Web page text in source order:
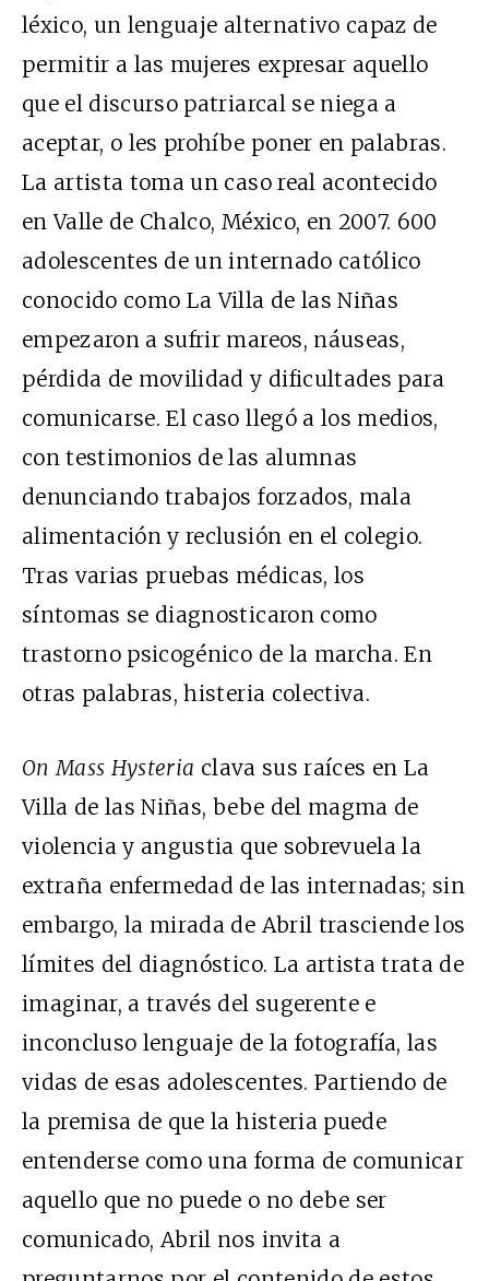
léxico, un lenguaje alternativo capaz de
permitir a las mujeres expresar aquello
que el discurso patriarcal se niega a
aceptar, o les prohíbe poner en palabras.
La artista toma un caso real acontecido
en Valle de Chalco, México, en 2007. 600
adolescentes de un internado católico
conocido como La Villa de las Niñas
empezaron a sufrir mareos, náuseas,
pérdida de movilidad y dificultades para
comunicarse. El caso llegó a los medios,
con testimonios de las alumnas
denunciando trabajos forzados, mala
alimentación y reclusión en el colegio.
Tras varias pruebas médicas, los
síntomas se diagnosticaron como
trastorno psicogénico de la marcha. En
otras palabras, histeria colectiva.
On Mass Hysteria clava sus raíces en La
Villa de las Niñas, bebe del magma de
violencia y angustia que sobrevuela la
extraña enfermedad de las internadas; sin
embargo, la mirada de Abril trasciende los
límites del diagnóstico. La artista trata de
imaginar, a través del sugerente e
inconcluso lenguaje de la fotografía, las
vidas de esas adolescentes. Partiendo de
la premisa de que la histeria puede
entenderse como una forma de comunicar
aquello que no puede o no debe ser
comunicado, Abril nos invita a